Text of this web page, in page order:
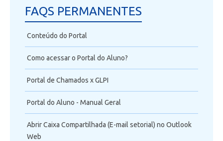
FAQS PERMANENTES
Conteúdo do Portal
Como acessar o Portal do Aluno?
Portal de Chamados x GLPI
Portal do Aluno - Manual Geral
Abrir Caixa Compartilhada (E-mail setorial) no Outlook
Web